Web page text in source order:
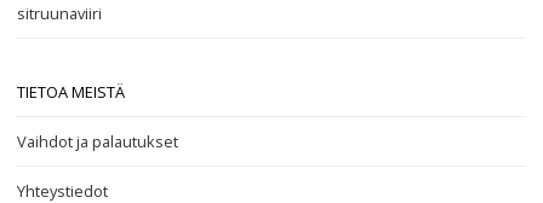
sitruunaviiri
TIETOA MEISTÄ
Vaihdot ja palautukset
Yhteystiedot